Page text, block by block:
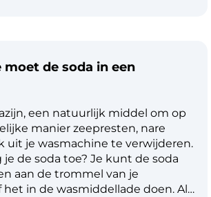
te maken.
de soda in een
een natuurlijk middel om op
manier zeepresten, nare
uit je wasmachine te verwijderen.
je de soda toe? Je kunt de soda
aan de trommel van je
het in de wasmiddellade doen. Als